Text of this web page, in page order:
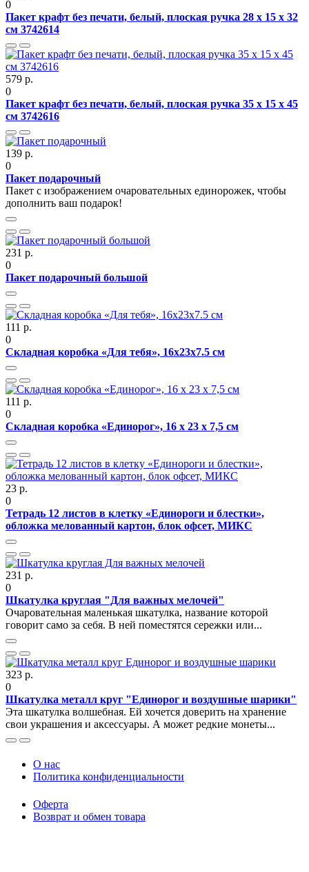
0
Пакет крафт без печати, белый, плоская ручка 28 х 15 х 32
см 3742614
579 р.
0
Пакет крафт без печати, белый, плоская ручка 35 х 15 х 45
см 3742616
139 р.
0
Пакет подарочный
Пакет с изображением очаровательных единорожек, чтобы
дополнить ваш подарок!
231 р.
0
Пакет подарочный большой
111 р.
0
Складная коробка «Для тебя», 16х23х7.5 см
111 р.
0
Складная коробка «Единорог», 16 х 23 х 7,5 см
23 р.
0
Тетрадь 12 листов в клетку «Единороги и блестки»,
обложка мелованный картон, блок офсет, МИКС
231 р.
0
Шкатулка круглая "Для важных мелочей"
Очаровательная маленькая шкатулка, название которой
говорит само за себя. В ней поместятся сережки или...
323 р.
0
Шкатулка металл круг "Единорог и воздушные шарики"
Эта шкатулка волшебная. Ей хочется доверить на хранение
свои украшения и аксессуары. А может редкие монеты...
O нас
Политика конфиденциальности
Оферта
Возврат и обмен товара